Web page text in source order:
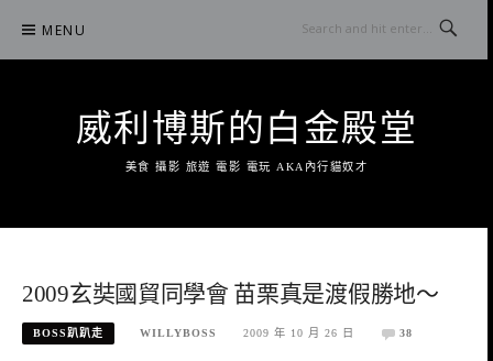
content
MENU
威利博斯的白金殿堂
美食 攝影 旅遊 電影 電玩 AKA內行貓奴才
2009玄奘國貿同學會 苗栗真是渡假勝地～
BOSS趴趴走 WILLYBOSS 2009 年 10 月 26 日 38